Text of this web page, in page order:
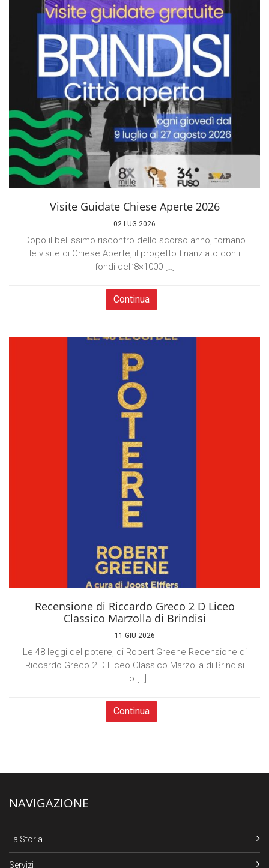
Visite Guidate Chiese Aperte 2026
02 LUG 2026
Dopo il bellissimo riscontro dello scorso anno, tornano
le visite di Chiese Aperte, il progetto finanziato con i
fondi dell’8×1000 […]
Continua
Recensione di Riccardo Greco 2 D Liceo
Classico Marzolla di Brindisi
11 GIU 2026
Le 48 leggi del potere, di Robert Greene Recensione di
Riccardo Greco 2 D Liceo Classico Marzolla di Brindisi
Ho […]
Continua
NAVIGAZIONE
La Storia
Servizi